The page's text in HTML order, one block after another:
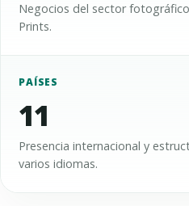
Negocios del sector
Prints.
PAÍSES
11
Presencia internacional y
varios idiomas.